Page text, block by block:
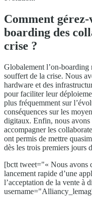
Comment gérez-
boarding des
crise ?
Globalement l’on-boarding
souffert de la crise. Nous
hardware et des
pour faciliter leur
plus fréquemment sur
conséquences sur les
digitaux. Enfin, nous avons
accompagner les
ont permis de mettre
dès les trois premiers jours
[bctt tweet="« Nous avons
lancement rapide d’une
l’acceptation de la vente à